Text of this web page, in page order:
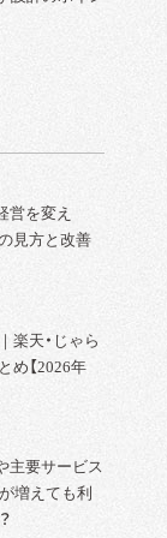
営を変え
見方と改善
楽天・じゃら
め【2026年
主要サービス
増えても利